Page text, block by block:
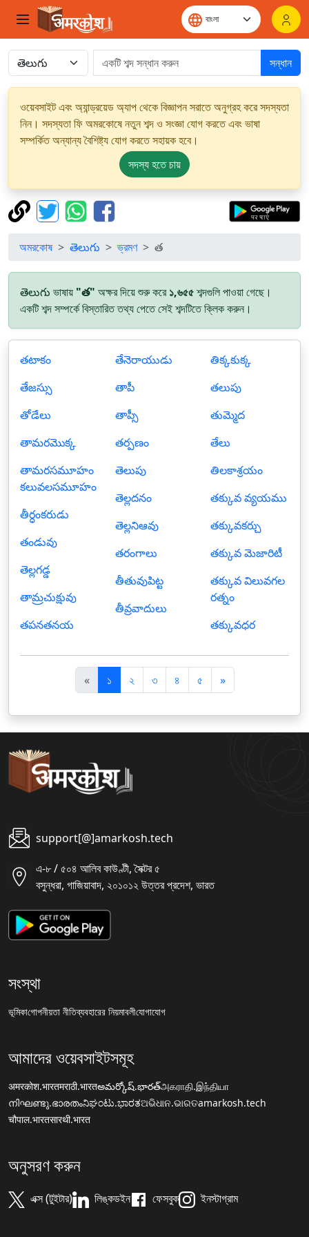
সন্ধান
ওয়েবসাইট এবং অ্যান্ড্রয়েড অ্যাপ থেকে বিজ্ঞাপন সরাতে অনুগ্রহ করে সদস্যতা
নিন। সদস্যতা ফি অমরকোষে নতুন শব্দ ও সংজ্ঞা যোগ করতে এবং ভাষা
সম্পর্কিত অন্যান্য বৈশিষ্ট্য যোগ করতে সহায়ক হবে।
সদস্য হতে চায়
অমরকোষ తెలుగు ভ্রমণ త
తెలుగు ভাষায় "త" অক্ষর দিয়ে শুরু করে১,৬৫৫শব্দগুলি পাওয়া গেছে।
একটি শব্দ সম্পর্কে বিস্তারিত তথ্য পেতে সেই শব্দটিতে ক্লিক করুন।
తటాకం
తేజస్సు
తోడేలు
తామరమొక్క
తామరసమూహం
కలువలసమూహం
తీర్ధంకరుడు
తండువు
తెల్లగడ్డ
తామ్రచుక్షువు
తపనతనయ
తేనెరాయుడు
తాపీ
తాప్సీ
తర్పణం
తెలుపు
తెల్లదనం
తెల్లనిఆవు
తరంగాలు
తీతువుపిట్ట
తీవ్రవాదులు
తిక్కకుక్క
తలుపు
తుమ్మెద
తేలు
తిలకాశ్రయం
తక్కువ వ్యయము
తక్కువకర్చు
తక్కువ మెజారిటీ
తక్కువ విలువగల
రత్నం
తక్కువధర
«पि
छ
ला
১ ২ ৩ ৪ ৫ »अ
ग
ला
support[@]amarkosh.tech
এ-৮ / ৫০৪ আলিব কাউণ্টী, সৈক্টর ৫
বসুন্ধরা, গাজিয়াবাদ, ২০১০১২ উত্তর প্রদেশ, ভারত
সংস্থা
ভূমিকাগোপনীয়তা নীতিব্যবহারের নিয়মাবলীযোগাযোগ
আমাদের ওয়েবসাইটসমূহ
अमरकोश.भारतमराठी.भारतఅమర్కోష్.భారత్அகராதி.இந்தியா
നിഘണ്ടു.ഭാരതംನಿಘಂಟು.ಭಾರತଅଭିଧାନ.ଭାରତamarkosh.tech
चौपाल.भारतसारथी.भारत
অনুসরণ করুন
এক্স (টুইটার) লিঙ্কডইন ফেসবুক ইনস্টাগ্রাম